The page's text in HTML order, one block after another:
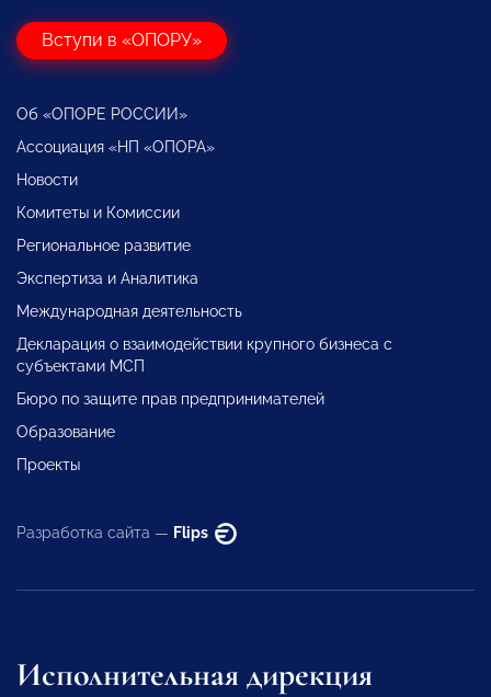
Вступи в «ОПОРУ»
Об «ОПОРЕ РОССИИ»
Ассоциация «НП «ОПОРА»
Новости
Комитеты и Комиссии
Региональное развитие
Экспертиза и Аналитика
Международная деятельность
Декларация о взаимодействии крупного бизнеса с
субъектами МСП
Бюро по защите прав предпринимателей
Образование
Проекты
Разработка сайта — Flips
Исполнительная дирекция